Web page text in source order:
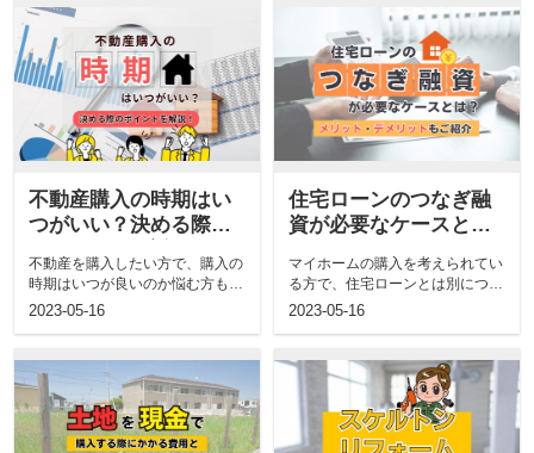
不動産購入の時期はい
つがいい？決める際の
不動産を購入したい方で、購入の
時期はいつが良いのか悩む方も多
いのではないでしょうか。 この
2023-05-16
住宅ローンのつなぎ融
資が必要なケースと
ットもご紹介
マイホームの購入を考えられてい
る方で、住宅ローンとは別につな
ぎ融資を検討している方も多いの
2023-05-16